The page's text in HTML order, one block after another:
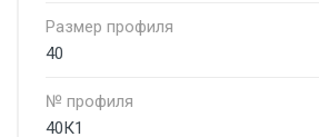
Размер профиля
40
№ профиля
40К1